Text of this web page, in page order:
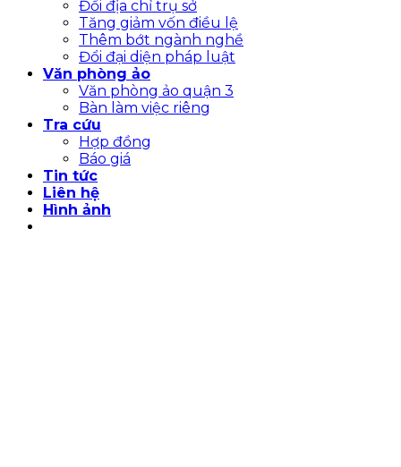
Đổi địa chỉ trụ sở
Tăng giảm vốn điều lệ
Thêm bớt ngành nghề
Đổi đại diện pháp luật
Văn phòng ảo
Văn phòng ảo quận 3
Bàn làm việc riêng
Tra cứu
Hợp đồng
Báo giá
Tin tức
Liên hệ
Hình ảnh